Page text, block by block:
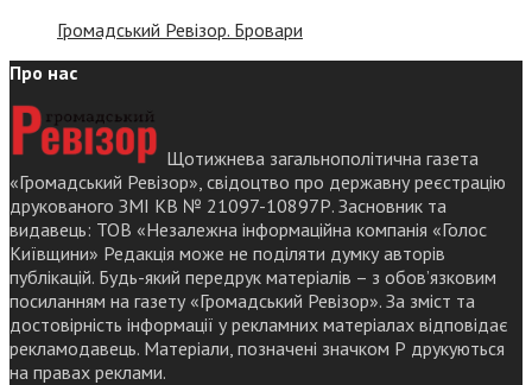
Громадський Ревізор. Бровари
Про нас
Щотижнева загальнополітична газета
«Громадський Ревізор», свідоцтво про державну реєстрацію
друкованого ЗМІ КВ № 21097-10897Р. Засновник та
видавець: ТОВ «Незалежна інформаційна компанія «Голос
Київщини» Редакція може не поділяти думку авторів
публікацій. Будь-який передрук матеріалів – з обов’язковим
посиланням на газету «Громадський Ревізор». За зміст та
достовірність інформації у рекламних матеріалах відповідає
рекламодавець. Матеріали, позначені значком Р друкуються
на правах реклами.